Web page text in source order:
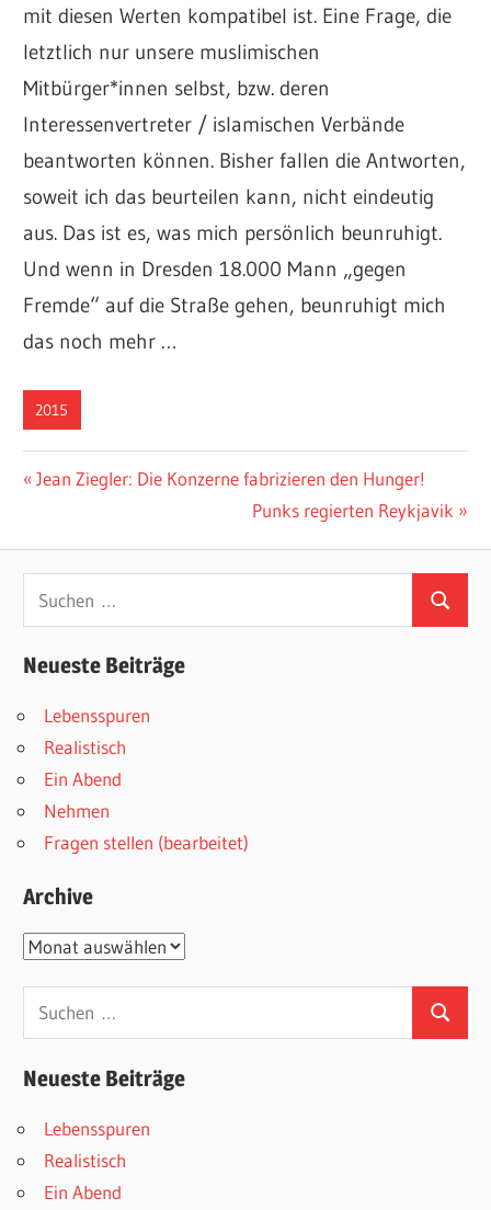
mit diesen Werten kompatibel ist. Eine Frage, die
letztlich nur unsere muslimischen
Mitbürger*innen selbst, bzw. deren
Interessenvertreter / islamischen Verbände
beantworten können. Bisher fallen die Antworten,
soweit ich das beurteilen kann, nicht eindeutig
aus. Das ist es, was mich persönlich beunruhigt.
Und wenn in Dresden 18.000 Mann „gegen
Fremde“ auf die Straße gehen, beunruhigt mich
das noch mehr …
2015
Beitragsnavigation
Vorheriger
Jean Ziegler: Die Konzerne fabrizieren den Hunger!
Nächster
Punks regierten Reykjavik
Suchen
nach:
Suchen
Neueste Beiträge
Lebensspuren
Realistisch
Ein Abend
Nehmen
Fragen stellen (bearbeitet)
Archive
Archive
Suchen
nach:
Suchen
Neueste Beiträge
Lebensspuren
Realistisch
Ein Abend